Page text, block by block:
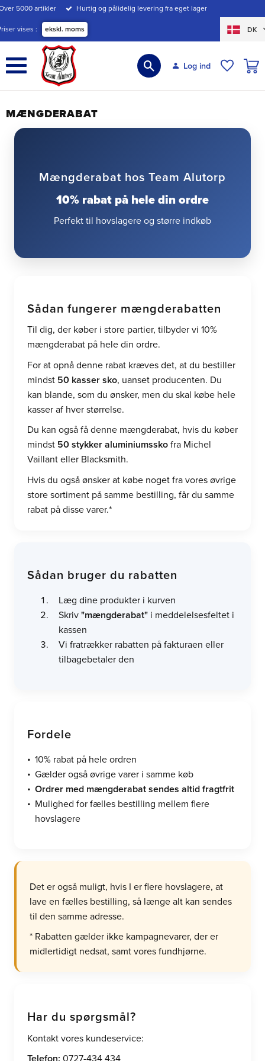
Menu
5000 artikler Hurtig og pålidelig levering fra eget lager
vises ekskl. moms DK
Log ind
MÆNGDERABAT
Mængderabat hos Team Alutorp
10% rabat på hele din ordre
Perfekt til hovslagere og større indkøb
Sådan fungerer mængderabatten
Til dig, der køber i store partier, tilbyder vi 10%
mængderabat på hele din ordre.
For at opnå denne rabat kræves det, at du bestiller
mindst 50 kasser sko, uanset producenten. Du
kan blande, som du ønsker, men du skal købe hele
kasser af hver størrelse.
Du kan også få denne mængderabat, hvis du køber
mindst 50 stykker aluminiumssko fra Michel
Vaillant eller Blacksmith.
Hvis du også ønsker at købe noget fra vores øvrige
store sortiment på samme bestilling, får du samme
rabat på disse varer.*
Sådan bruger du rabatten
Læg dine produkter i kurven
Skriv "mængderabat" i meddelelsesfeltet i
kassen
Vi fratrækker rabatten på fakturaen eller
tilbagebetaler den
Fordele
10% rabat på hele ordren
Gælder også øvrige varer i samme køb
Ordrer med mængderabat sendes altid fragtfrit
Mulighed for fælles bestilling mellem flere
hovslagere
Det er også muligt, hvis I er flere hovslagere, at
lave en fælles bestilling, så længe alt kan sendes
til den samme adresse.
* Rabatten gælder ikke kampagnevarer, der er
midlertidigt nedsat, samt vores fundhjørne.
Har du spørgsmål?
Kontakt vores kundeservice: